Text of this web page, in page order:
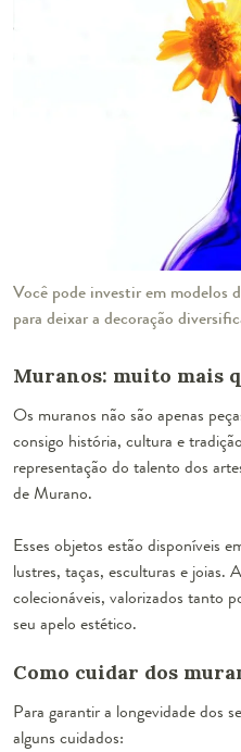
Você pode investir em modelos
para deixar a decoração
Muranos: muito mais
Os muranos não são apenas
consigo história, cultura e
representação do talento dos
de Murano.
Esses objetos estão disponíveis
lustres, taças, esculturas e joias.
colecionáveis, valorizados tanto
seu apelo estético.
Como cuidar dos
Para garantir a longevidade dos
alguns cuidados: